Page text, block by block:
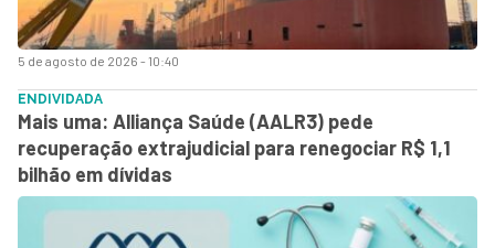
5 de agosto de 2026 - 10:40
ENDIVIDADA
Mais uma: Alliança Saúde (AALR3) pede
recuperação extrajudicial para renegociar R$ 1,1
bilhão em dívidas